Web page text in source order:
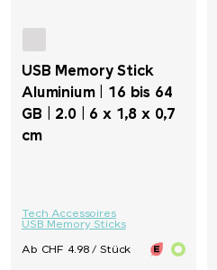
USB Memory Stick
Aluminium | 16 bis 64
GB | 2.0 | 6 x 1,8 x 0,7
cm
Tech Accessoires
USB Memory Sticks
Ab CHF 4.98 / Stück